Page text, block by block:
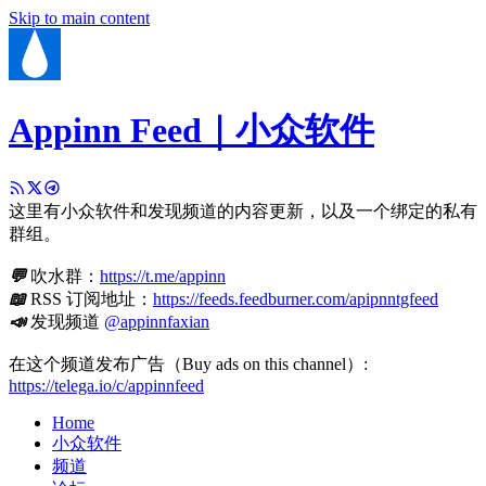
Skip to main content
Appinn Feed｜小众软件
这里有小众软件和发现频道的内容更新，以及一个绑定的私有
群组。
💬吹水群： https://t.me/appinn
📖RSS 订阅地址： https://feeds.feedburner.com/apipnntgfeed
📣发现频道 @appinnfaxian
在这个频道发布广告（Buy ads on this channel）:
https://telega.io/c/appinnfeed
Home
小众软件
频道